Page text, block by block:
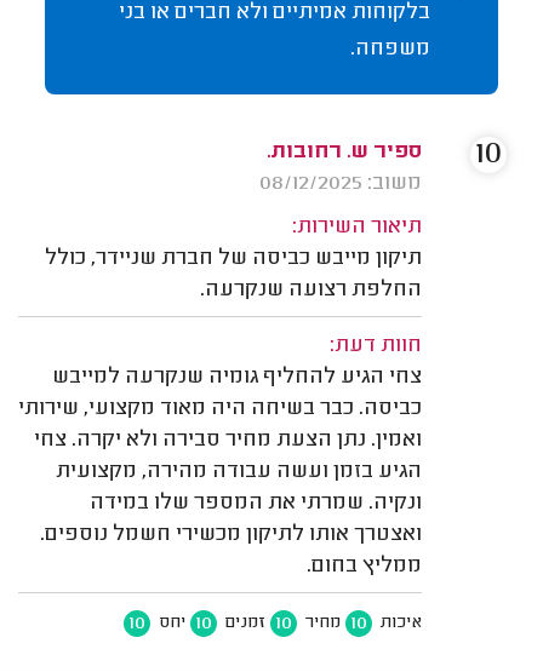
בלקוחות אמיתיים ולא חברים או בני
משפחה.
ספיר ש. רחובות.
משוב: 08/12/2025
תיאור השירות:
תיקון מייבש כביסה של חברת שניידר, כולל
החלפת רצועה שנקרעה.
חוות דעת:
צחי הגיע להחליף גומיה שנקרעה למייבש
כביסה. כבר בשיחה היה מאוד מקצועי, שירותי
ואמין. נתן הצעת מחיר סבירה ולא יקרה. צחי
הגיע בזמן ועשה עבודה מהירה, מקצועית
ונקיה. שמרתי את המספר שלו במידה
ואצטרך אותו לתיקון מכשירי חשמל נוספים.
ממליץ בחום.
איכות 10 מחיר 10 זמנים 10 יחס 10
10